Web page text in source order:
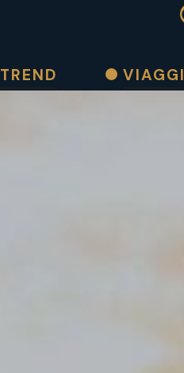
TREND VIAGGI